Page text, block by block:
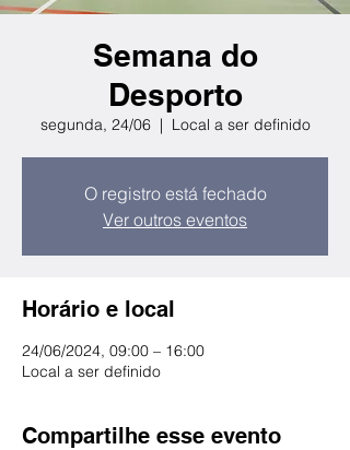
Semana do
Desporto
segunda, 24/06
  |
Local a ser definido
O registro está fechado
Ver outros eventos
Horário e local
24/06/2024, 09:00 – 16:00
Local a ser definido
Compartilhe esse evento